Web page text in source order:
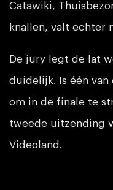
Catawiki,
knallen, valt echter
De jury legt de lat
duidelijk. Is één van
om in de finale te
tweede uitzending
Videoland.